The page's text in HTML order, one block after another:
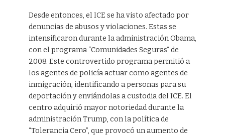
Desde entonces, el ICE se ha visto afectado por
denuncias de abusos y violaciones. Estas se
intensificaron durante la administración Obama,
con el programa “Comunidades Seguras” de
2008. Este controvertido programa permitió a
los agentes de policía actuar como agentes de
inmigración, identificando a personas para su
deportación y enviándolas a custodia del ICE. El
centro adquirió mayor notoriedad durante la
administración Trump, con la política de
“Tolerancia Cero”, que provocó un aumento de